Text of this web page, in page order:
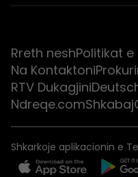
Rreth neshPolitikat
Na Kontaktoni
RTV Dukagjini
Ndreqe.comShkabaj
Shkarkoje aplikacionin e